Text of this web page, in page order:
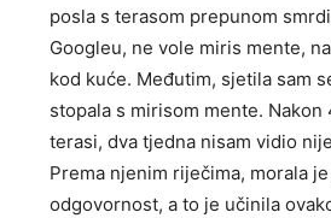
posla s terasom prepunom
Googleu, ne vole miris mente,
kod kuće. Međutim, sjetila sam
stopala s mirisom mente. Nakon
terasi, dva tjedna nisam vidio
Prema njenim riječima, morala
odgovornost, a to je učinila